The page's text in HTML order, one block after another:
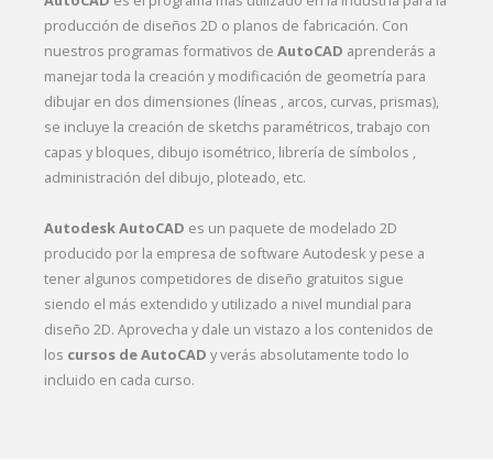
producción de diseños 2D o planos de fabricación. Con
nuestros programas formativos de AutoCAD aprenderás a
manejar toda la creación y modificación de geometría para
dibujar en dos dimensiones (líneas , arcos, curvas, prismas),
se incluye la creación de sketchs paramétricos, trabajo con
capas y bloques, dibujo isométrico, librería de símbolos ,
administración del dibujo, ploteado, etc.
Autodesk AutoCAD es un paquete de modelado 2D
producido por la empresa de software Autodesk y pese a
tener algunos competidores de diseño gratuitos sigue
siendo el más extendido y utilizado a nivel mundial para
diseño 2D. Aprovecha y dale un vistazo a los contenidos de
los cursos de AutoCAD y verás absolutamente todo lo
incluido en cada curso.